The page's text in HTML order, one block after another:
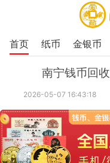
首页 纸币 金银币
南宁钱币回
2026-05-07 16:43:18